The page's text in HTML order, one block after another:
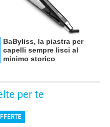
per te